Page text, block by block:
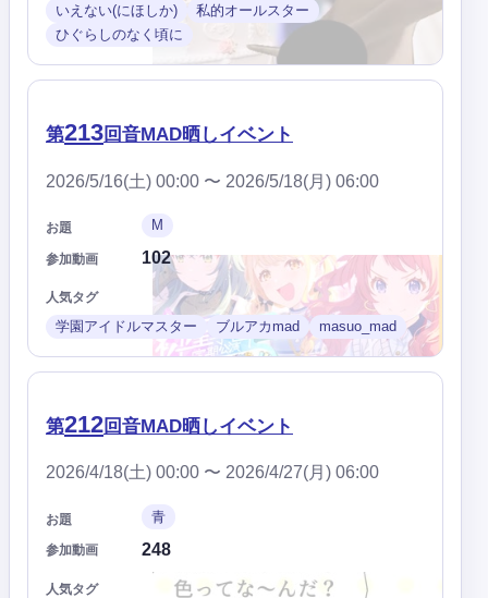
いえない(にほしか)
私的オールスター
ひぐらしのなく頃に
第213回音MAD晒しイベント
2026/5/16(土) 00:00 〜 2026/5/18(月) 06:00
お題 M
参加動画 102
人気タグ
学園アイドルマスター ブルアカmad masuo_mad
第212回音MAD晒しイベント
2026/4/18(土) 00:00 〜 2026/4/27(月) 06:00
お題 青
参加動画 248
人気タグ